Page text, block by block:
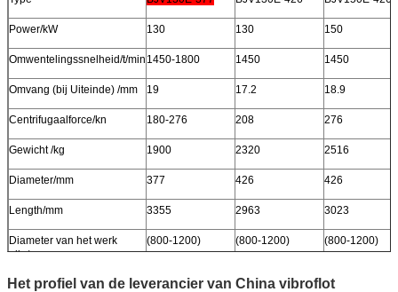
Power/kW 130 130 150
Omwentelingssnelheid/t/min 1450-1800 1450 1450
Omvang (bij Uiteinde) /mm 19 17.2 18.9
Centrifugaalforce/kn 180-276 208 276
Gewicht /kg 1900 2320 2516
Diameter/mm 377 426 426
Length/mm 3355 2963 3023
Diameter van het werk
pile/mm
(800-1200) (800-1200) (800-1200)
Het profiel van de leverancier van China vibroflot